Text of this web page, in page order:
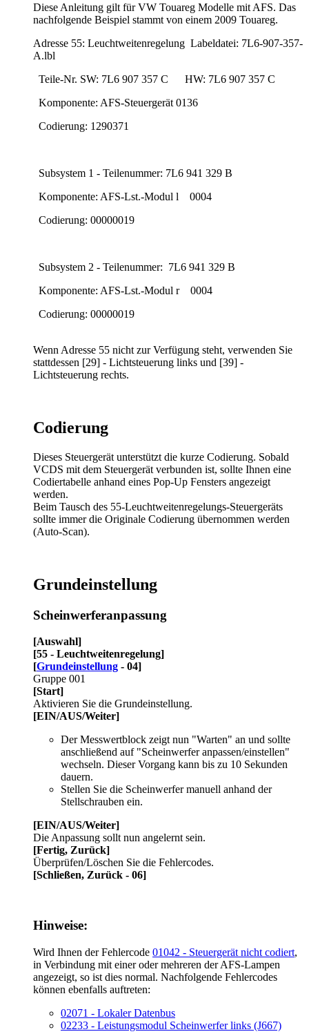
Diese Anleitung gilt für VW Touareg Modelle mit AFS. Das
nachfolgende Beispiel stammt von einem 2009 Touareg.
Adresse 55: Leuchtweitenregelung Labeldatei: 7L6-907-357-
A.lbl
Teile-Nr. SW: 7L6 907 357 C HW: 7L6 907 357 C
Komponente: AFS-Steuergerät 0136
Codierung: 1290371
Subsystem 1 - Teilenummer: 7L6 941 329 B
Komponente: AFS-Lst.-Modul l 0004
Codierung: 00000019
Subsystem 2 - Teilenummer: 7L6 941 329 B
Komponente: AFS-Lst.-Modul r 0004
Codierung: 00000019
Wenn Adresse 55 nicht zur Verfügung steht, verwenden Sie
stattdessen [29] - Lichtsteuerung links und [39] -
Lichtsteuerung rechts.
Codierung
Dieses Steuergerät unterstützt die kurze Codierung. Sobald
VCDS mit dem Steuergerät verbunden ist, sollte Ihnen eine
Codiertabelle anhand eines Pop-Up Fensters angezeigt
werden.
Beim Tausch des 55-Leuchtweitenregelungs-Steuergeräts
sollte immer die Originale Codierung übernommen werden
(Auto-Scan).
Grundeinstellung
Scheinwerferanpassung
[Auswahl]
[55 - Leuchtweitenregelung]
[Grundeinstellung - 04]
Gruppe 001
[Start]
Aktivieren Sie die Grundeinstellung.
[EIN/AUS/Weiter]
Der Messwertblock zeigt nun "Warten" an und sollte
anschließend auf "Scheinwerfer anpassen/einstellen"
wechseln. Dieser Vorgang kann bis zu 10 Sekunden
dauern.
Stellen Sie die Scheinwerfer manuell anhand der
Stellschrauben ein.
[EIN/AUS/Weiter]
Die Anpassung sollt nun angelernt sein.
[Fertig, Zurück]
Überprüfen/Löschen Sie die Fehlercodes.
[Schließen, Zurück - 06]
Hinweise:
Wird Ihnen der Fehlercode 01042 - Steuergerät nicht codiert,
in Verbindung mit einer oder mehreren der AFS-Lampen
angezeigt, so ist dies normal. Nachfolgende Fehlercodes
können ebenfalls auftreten:
02071 - Lokaler Datenbus
02233 - Leistungsmodul Scheinwerfer links (J667)